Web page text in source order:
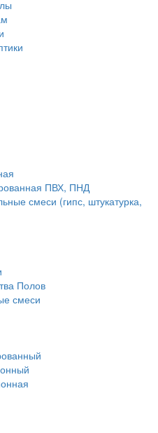
ПВХ, ПНД
смеси (гипс, штукатурка,
Полов
смеси